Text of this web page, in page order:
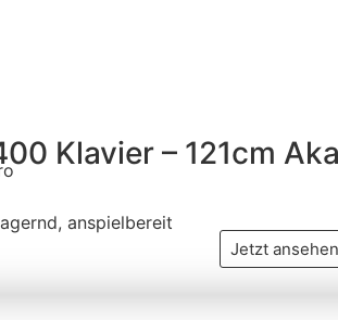
Klavier – 121cm
anspielbereit
Jetzt ansehen